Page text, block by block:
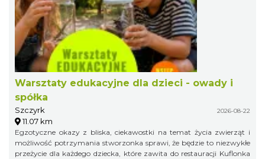
Warsztaty edukacyjne dla dzieci - owady i
spółka
Szczyrk 2026-08-22
11.07 km
Egzotyczne okazy z bliska, ciekawostki na temat życia zwierząt i
możliwość potrzymania stworzonka sprawi, że będzie to niezwykłe
przeżycie dla każdego dziecka, które zawita do restauracji Kuflonka